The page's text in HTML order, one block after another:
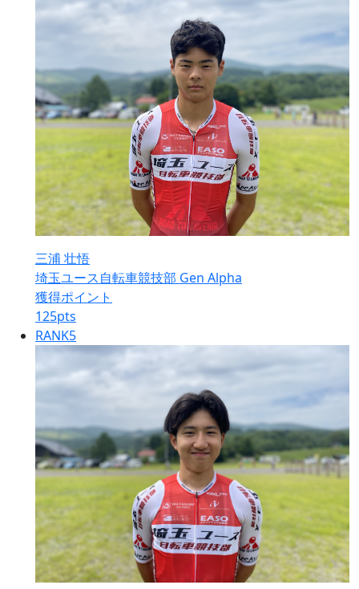
三浦 壮悟
埼玉ユース自転車競技部 Gen Alpha
獲得ポイント
125pts
RANK5